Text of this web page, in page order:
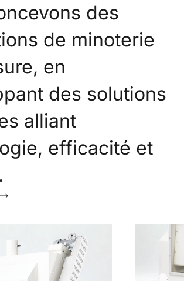
des
de minoterie
en
des solutions
alliant
efficacité et